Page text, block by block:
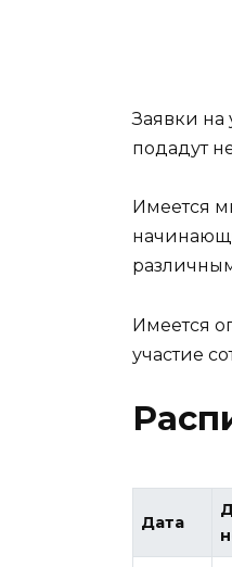
Заявки на
подадут
Имеется
Имеется
участие
Дата